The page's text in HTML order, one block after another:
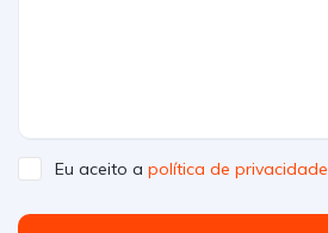
Eu aceito a política de privacidade